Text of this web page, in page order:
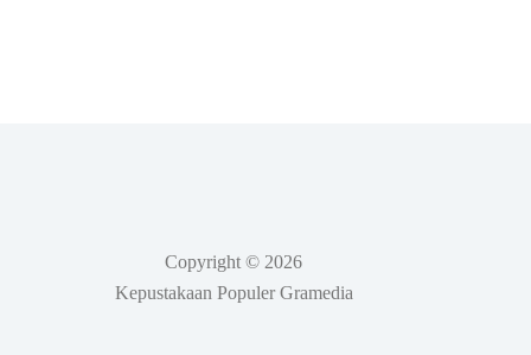
Copyright © 2026
Kepustakaan Populer Gramedia